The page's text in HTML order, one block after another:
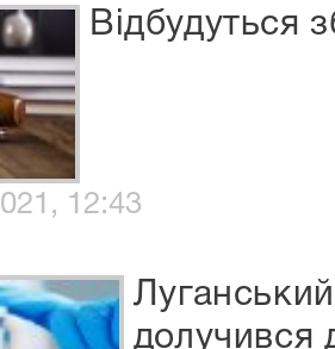
Відбудуться
12:43
долучився